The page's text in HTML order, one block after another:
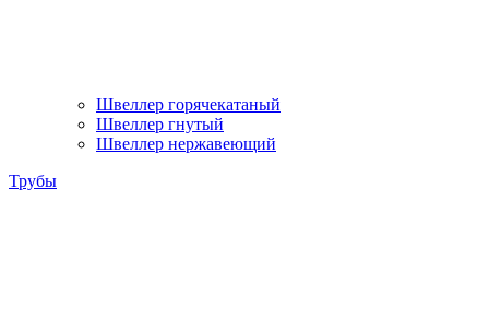
Швеллер горячекатаный
Швеллер гнутый
Швеллер нержавеющий
Трубы